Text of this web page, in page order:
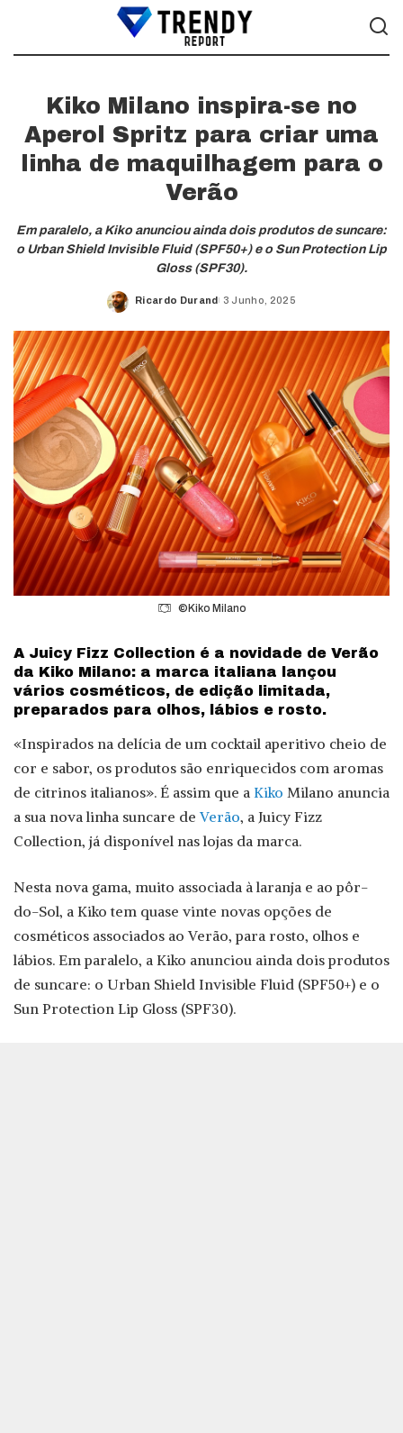
Kiko Milano inspira-se no
Aperol Spritz para criar uma
linha de maquilhagem para o
Verão
Em paralelo, a Kiko anunciou ainda dois produtos de suncare:
o Urban Shield Invisible Fluid (SPF50+) e o Sun Protection Lip
Gloss (SPF30).
Posted
Ricardo Durand 3 Junho, 2025
©Kiko Milano
A Juicy Fizz Collection é a novidade de Verão
da Kiko Milano: a marca italiana lançou
vários cosméticos, de edição limitada,
preparados para olhos, lábios e rosto.
«Inspirados na delícia de um cocktail aperitivo cheio de
cor e sabor, os produtos são enriquecidos com aromas
de citrinos italianos». É assim que a Kiko Milano anuncia
a sua nova linha suncare deVerão, a Juicy Fizz
Collection, já disponível nas lojas da marca.
Nesta nova gama, muito associada à laranja e ao pôr-
do-Sol, a Kiko tem quase vinte novas opções de
cosméticos associados ao Verão, para rosto, olhos e
lábios. Em paralelo, a Kiko anunciou ainda dois produtos
de suncare: o Urban Shield Invisible Fluid (SPF50+) e o
Sun Protection Lip Gloss (SPF30).